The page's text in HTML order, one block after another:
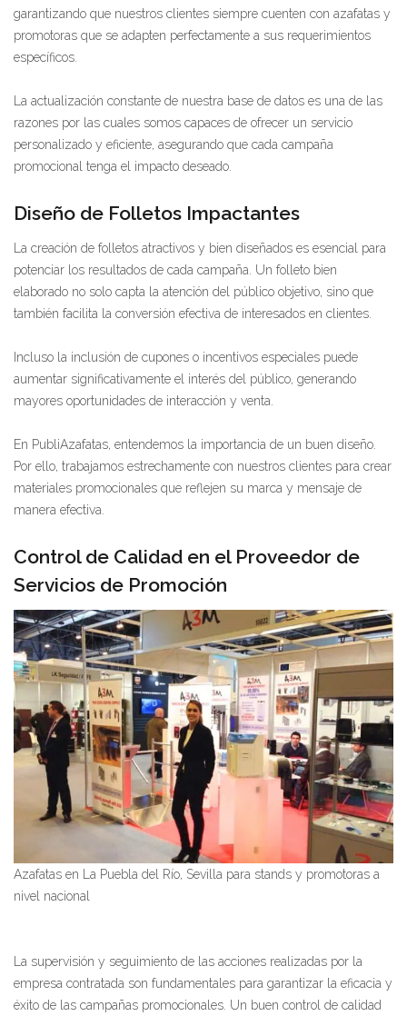
garantizando que nuestros clientes siempre cuenten con azafatas y
promotoras que se adapten perfectamente a sus requerimientos
específicos.
La actualización constante de nuestra base de datos es una de las
razones por las cuales somos capaces de ofrecer un servicio
personalizado y eficiente, asegurando que cada campaña
promocional tenga el impacto deseado.
Diseño de Folletos Impactantes
La creación de folletos atractivos y bien diseñados es esencial para
potenciar los resultados de cada campaña. Un folleto bien
elaborado no solo capta la atención del público objetivo, sino que
también facilita la conversión efectiva de interesados en clientes.
Incluso la inclusión de cupones o incentivos especiales puede
aumentar significativamente el interés del público, generando
mayores oportunidades de interacción y venta.
En PubliAzafatas, entendemos la importancia de un buen diseño.
Por ello, trabajamos estrechamente con nuestros clientes para crear
materiales promocionales que reflejen su marca y mensaje de
manera efectiva.
Control de Calidad en el Proveedor de
Servicios de Promoción
Azafatas en La Puebla del Río, Sevilla para stands y promotoras a
nivel nacional
La supervisión y seguimiento de las acciones realizadas por la
empresa contratada son fundamentales para garantizar la eficacia y
éxito de las campañas promocionales. Un buen control de calidad